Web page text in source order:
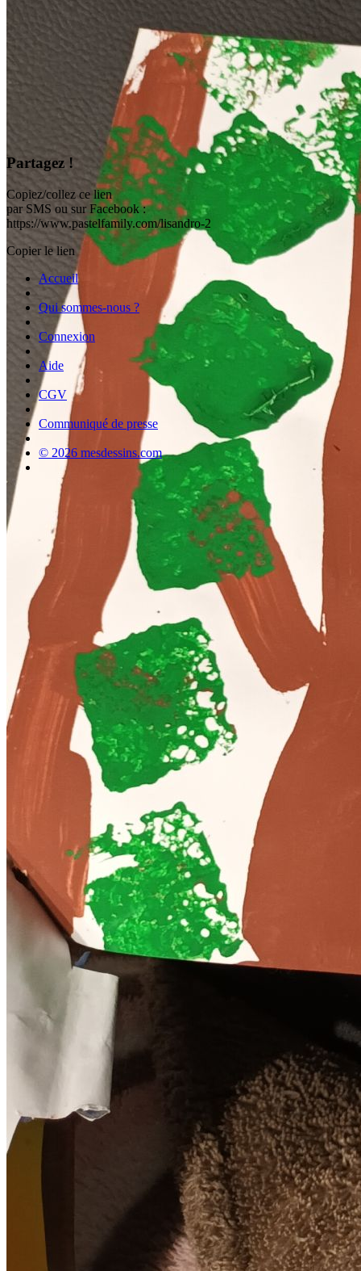
Partagez !
Copiez/collez ce lien
par SMS ou sur Facebook :
https://www.pastelfamily.com/lisandro-2
Copier le lien
Accueil
Qui sommes-nous ?
Connexion
Aide
CGV
Communiqué de presse
© 2026 mesdessins.com